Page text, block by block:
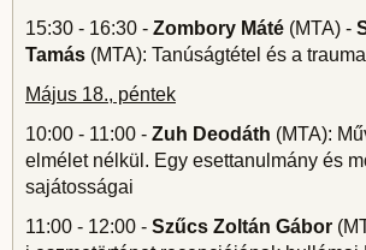
15:30 - 16:30 - Zombory Máté (MTA) -
Tamás (MTA): Tanúságtétel és a
Május 18., péntek
10:00 - 11:00 - Zuh Deodáth (MTA):
elmélet nélkül. Egy esettanulmány és
sajátosságai
11:00 - 12:00 - Szűcs Zoltán Gábor